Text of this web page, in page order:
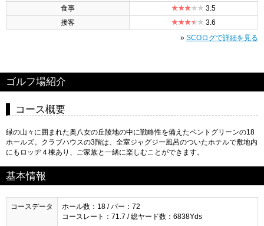
食事
3.5
接客
3.6
» SCOログで詳細を見る
ゴルフ場紹介
コース概要
緑の山々に囲まれた奥八女の丘陵地の中に戦略性を備えたベントグリーンの18
ホールズ。クラブハウスの3階は、全室ジャグジー風呂のついたホテルで敷地内
にもロッヂ４棟あり、ご家族と一緒に楽しむことができます。
基本情報
コースデータ
ホール数：18 / パー：72
コースレート：71.7 / 総ヤード数：6838Yds